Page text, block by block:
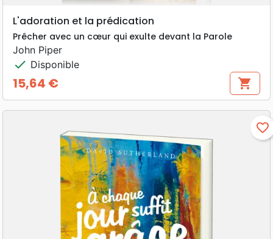
L'adoration et la prédication
Prêcher avec un cœur qui exulte devant la Parole
John Piper
check Disponible
Prix
15,64 € shopping_cart
favorite_border